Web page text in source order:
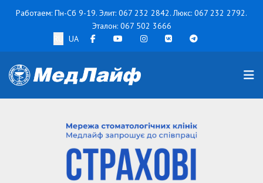
Работаем: Пн-Сб 9-19. Элит: 067 232 2842. Люкс: 067 232 2792.
Эталон: 067 502 3666
UA